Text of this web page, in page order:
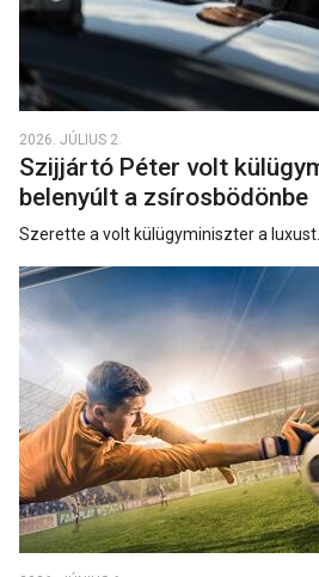
2026. JÚLIUS 2.
Szijjártó Péter volt
belenyúlt a zsírosbödönbe
Szerette a volt külügyminiszter a luxust.